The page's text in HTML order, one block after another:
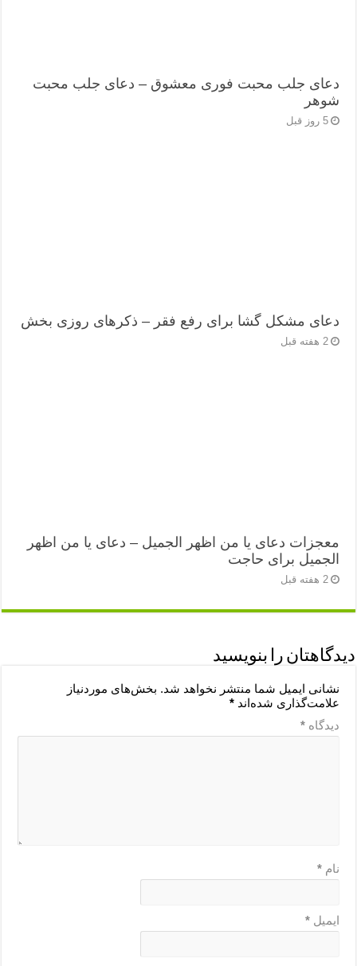
دعای جلب محبت فوری معشوق – دعای جلب محبت
شوهر
5 روز قبل
دعای مشکل گشا برای رفع فقر – ذکرهای روزی‌ بخش
2 هفته قبل
معجزات دعای یا من اظهر الجمیل – دعای یا من اظهر
الجمیل برای حاجت
2 هفته قبل
دیدگاهتان را بنویسید
نشانی ایمیل شما منتشر نخواهد شد. بخش‌های موردنیاز
علامت‌گذاری شده‌اند*
دیدگاه*
نام*
ایمیل*